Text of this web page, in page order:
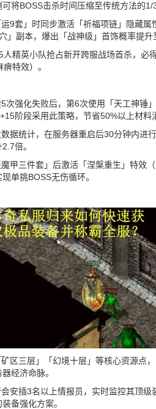
将BOSS击杀时间压缩至传统方法的1/
9套」时同步激活「祈福项链」隐藏属
」副本，爆出「战神级」首饰概率提升
精英小队抢占新开跨服战场首杀，必
特效）。
次强化失败后，第6次使用「天工神锤
阶段采用此策略，节省50%以上材料
据统计，在服务器重启后30分钟内进
倍。
甲三件套」后激活「涅槃重生」特效
单挑BOSS无伤循环。
区三层」「幻境十层」等核心资源点
经济命脉。
安插3名以上情报员，实时监控其顶级
备强化方案。